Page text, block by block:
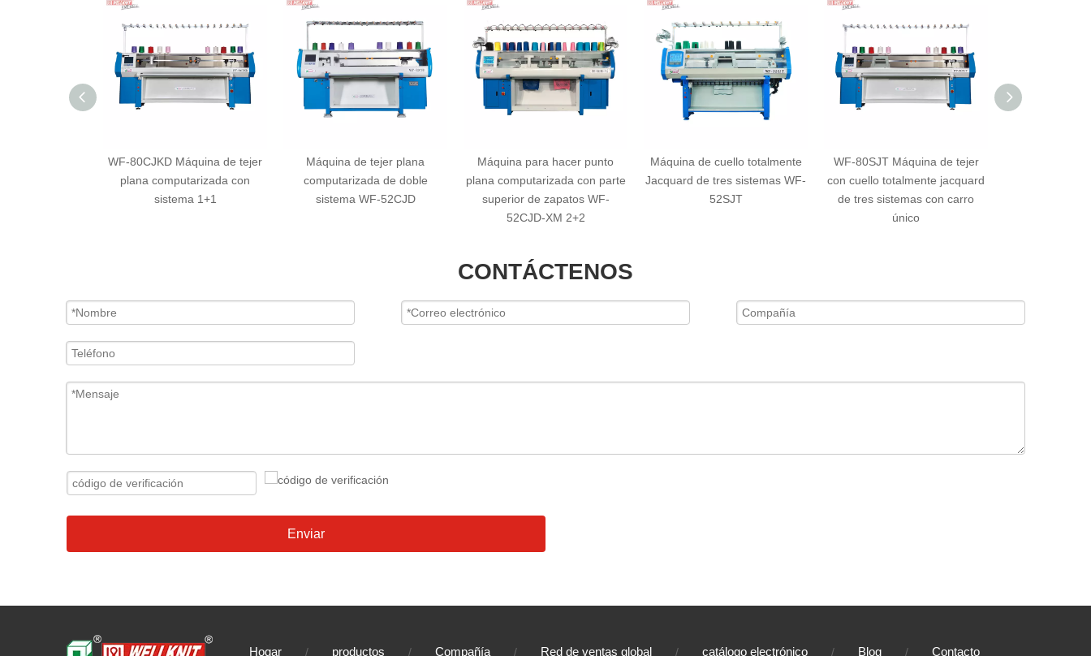
WF-80CJKD Máquina de tejer
plana computarizada con
sistema 1+1
Máquina de tejer plana
computarizada de doble
sistema WF-52CJD
Máquina para hacer punto
plana computarizada con parte
superior de zapatos WF-
52CJD-XM 2+2
Máquina de cuello totalmente
Jacquard de tres sistemas WF-
52SJT
WF-80SJT Máquina de tejer
con cuello totalmente jacquard
de tres sistemas con carro
único
CONTÁCTENOS
Enviar
Hogar / productos / Compañía / Red de ventas global / catálogo electrónico / Blog / Contacto